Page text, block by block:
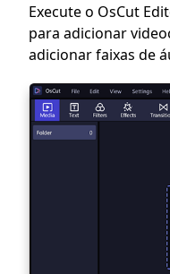
Execute o OsCut
para adicionar
adicionar faixas de